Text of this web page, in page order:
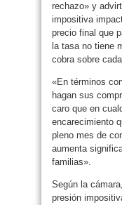
rechazo» y
impositiva
precio final que
la tasa no tiene
cobra sobre
«En términos
hagan sus
caro que en
encarecimiento
pleno mes de
aumenta
familias».
Según la
presión